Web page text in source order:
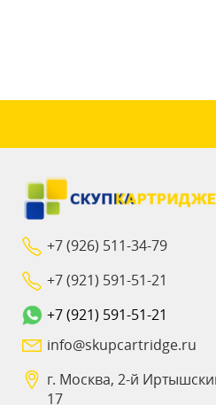
+7 (926) 511-34-79
+7 (921) 591-51-21
+7 (921) 591-51-21
info@skupcartridge.ru
г. Москва, 2-й
17